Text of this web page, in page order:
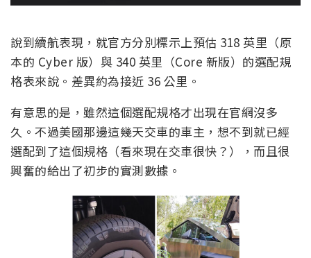
說到續航表現，就官方分別標示上預估 318 英里（原
本的 Cyber 版）與 340 英里（Core 新版）的選配規
格表來說。差異約為接近 36 公里。
有意思的是，雖然這個選配規格才出現在官網沒多
久。不過美國那邊這幾天交車的車主，想不到就已經
選配到了這個規格（看來現在交車很快？），而且很
興奮的給出了初步的實測數據。